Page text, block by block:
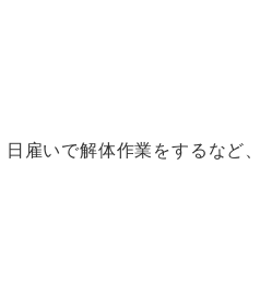
雇いで解体作業をするなど